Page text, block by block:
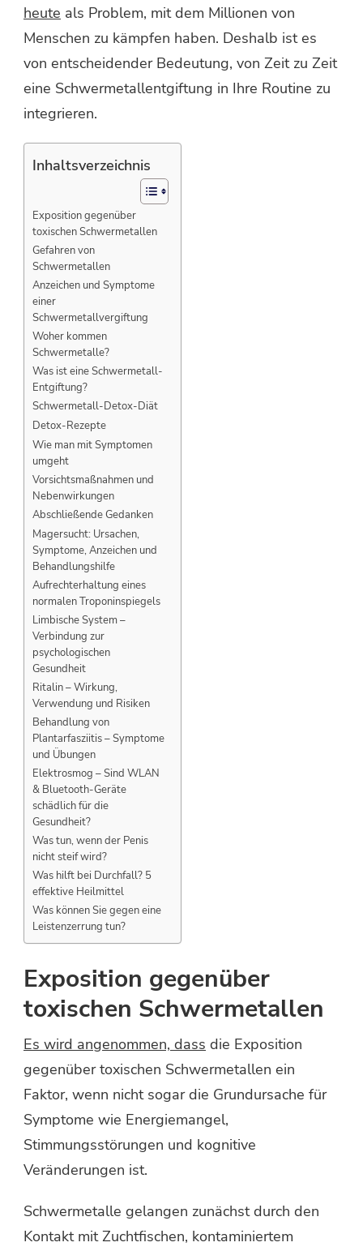
heute als Problem, mit dem Millionen von
Menschen zu kämpfen haben. Deshalb ist es
von entscheidender Bedeutung, von Zeit zu Zeit
eine Schwermetallentgiftung in Ihre Routine zu
integrieren.
Inhaltsverzeichnis
Exposition gegenüber
toxischen Schwermetallen
Gefahren von
Schwermetallen
Anzeichen und Symptome
einer
Schwermetallvergiftung
Woher kommen
Schwermetalle?
Was ist eine Schwermetall-
Entgiftung?
Schwermetall-Detox-Diät
Detox-Rezepte
Wie man mit Symptomen
umgeht
Vorsichtsmaßnahmen und
Nebenwirkungen
Abschließende Gedanken
Magersucht: Ursachen,
Symptome, Anzeichen und
Behandlungshilfe
Aufrechterhaltung eines
normalen Troponinspiegels
Limbische System –
Verbindung zur
psychologischen
Gesundheit
Ritalin – Wirkung,
Verwendung und Risiken
Behandlung von
Plantarfasziitis – Symptome
und Übungen
Elektrosmog – Sind WLAN
& Bluetooth-Geräte
schädlich für die
Gesundheit?
Was tun, wenn der Penis
nicht steif wird?
Was hilft bei Durchfall? 5
effektive Heilmittel
Was können Sie gegen eine
Leistenzerrung tun?
Exposition gegenüber
toxischen Schwermetallen
Es wird angenommen, dass die Exposition
gegenüber toxischen Schwermetallen ein
Faktor, wenn nicht sogar die Grundursache für
Symptome wie Energiemangel,
Stimmungsstörungen und kognitive
Veränderungen ist.
Schwermetalle gelangen zunächst durch den
Kontakt mit Zuchtfischen, kontaminiertem